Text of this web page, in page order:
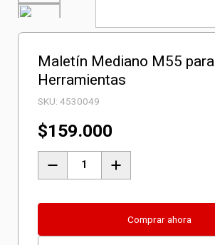
Maletín Mediano M55 para
Herramientas
SKU:4530049
$159.000
Mediano
Herramientas
Comprar ahora